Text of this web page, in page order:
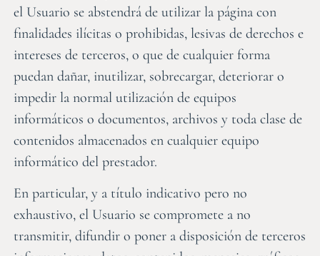
el Usuario se abstendrá de utilizar la página con
finalidades ilícitas o prohibidas, lesivas de derechos e
intereses de terceros, o que de cualquier forma
puedan dañar, inutilizar, sobrecargar, deteriorar o
impedir la normal utilización de equipos
informáticos o documentos, archivos y toda clase de
contenidos almacenados en cualquier equipo
informático del prestador.
En particular, y a título indicativo pero no
exhaustivo, el Usuario se compromete a no
transmitir, difundir o poner a disposición de terceros